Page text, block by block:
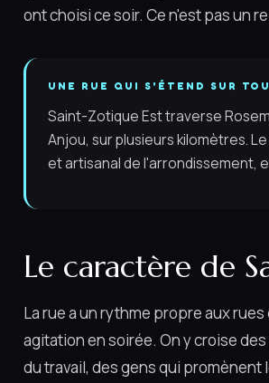
ont choisi ce soir. Ce n'est pas un
UNE RUE QUI S'ÉTEND SUR
Saint-Zotique Est traverse
Anjou, sur plusieurs kilomètres.
et artisanal de l'arrondissement,
Le caractère de
La rue a un rythme propre aux
agitation en soirée. On y croise
du travail, des gens qui promènent